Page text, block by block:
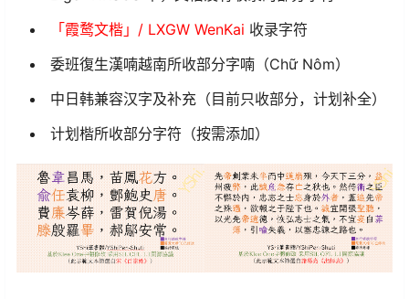
「霞鹜文楷」/ LXGW WenKai 收录字符
委班復生漢喃越南所收部分字喃（Chữ Nôm）
中日韩兼容汉字及补充（目前只收部分，计划补全）
计划楷所收部分字符（按需添加）